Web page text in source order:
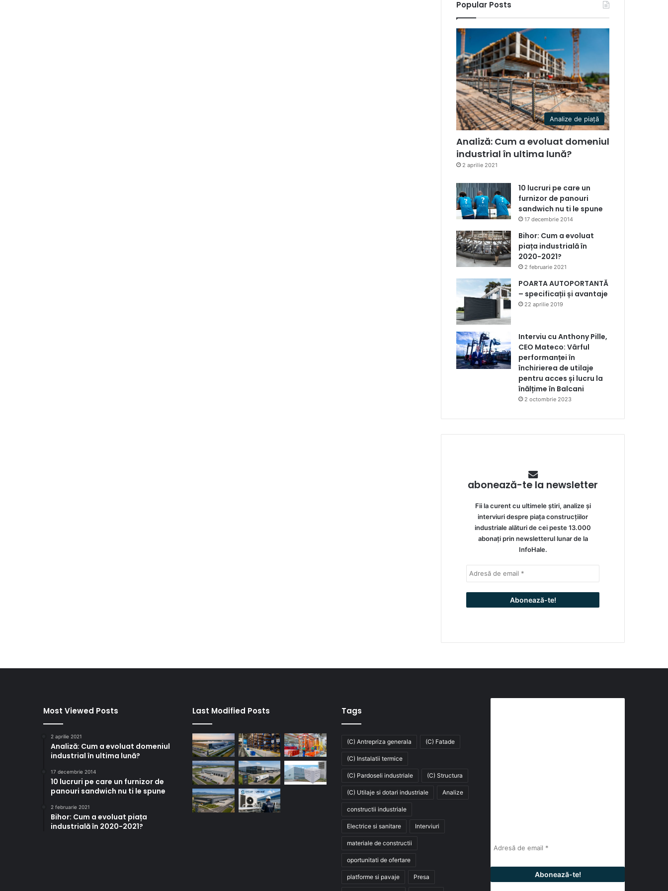
Popular Posts
Analize de piață
Analiză: Cum a evoluat domeniul
industrial în ultima lună?
2 aprilie 2021
10 lucruri pe care un
furnizor de panouri
sandwich nu ti le spune
17 decembrie 2014
Bihor: Cum a evoluat
piața industrială în
2020-2021?
2 februarie 2021
POARTA AUTOPORTANTĂ
– specificații și avantaje
22 aprilie 2019
Interviu cu Anthony Pille,
CEO Mateco: Vârful
performanței în
închirierea de utilaje
pentru acces și lucru la
înălțime în Balcani
2 octombrie 2023
abonează-te la newsletter
Fii la curent cu ultimele știri, analize și
interviuri despre piața construcțiilor
industriale alături de cei peste 13.000
abonați prin newsletterul lunar de la
InfoHale.
Most Viewed Posts
2 aprilie 2021
Analiză: Cum a evoluat domeniul
industrial în ultima lună?
17 decembrie 2014
10 lucruri pe care un furnizor de
panouri sandwich nu ti le spune
2 februarie 2021
Bihor: Cum a evoluat piața
industrială în 2020-2021?
Last Modified Posts Tags
(C) Antrepriza generala (C) Fatade
(C) Instalatii termice
(C) Pardoseli industriale (C) Structura
(C) Utilaje si dotari industriale Analize
constructii industriale
Electrice si sanitare Interviuri
materiale de constructii
oportunitati de ofertare
platforme si pavaje Presa